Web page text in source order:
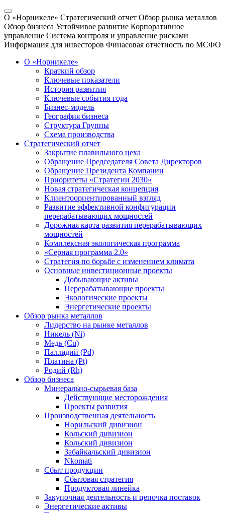
О «Норникеле» Стратегический отчет Обзор рынка металлов
Обзор бизнеса Устойчивое развитие Корпоративное
управление Система контроля и управление рисками
Информация для инвесторов Финасовая отчетность по МСФО
О «Норникеле»
Краткий обзор
Ключевые показатели
История развития
Ключевые события года
Бизнес-модель
География бизнеса
Структура Группы
Схема производства
Стратегический отчет
Закрытие плавильного цеха
Обращение Председателя Совета Директоров
Обращение Президента Компании
Приоритеты «Стратегии 2030»
Новая стратегическая концепция
Клиентоориентированный взгляд
Развитие эффективной конфигурации
перерабатывающих мощностей
Дорожная карта развития перерабатывающих
мощностей
Комплексная экологическая программа
«Серная программа 2.0»
Стратегия по борьбе с изменением климата
Основные инвестиционные проекты
Добывающие активы
Перерабатывающие проекты
Экологические проекты
Энергетические проекты
Обзор рынка металлов
Лидерство на рынке металлов
Никель (Ni)
Медь (Cu)
Палладий (Pd)
Платина (Pt)
Родий (Rh)
Обзор бизнеса
Минерально-сырьевая база
Действующие месторождения
Проекты развития
Производственная деятельность
Норильский дивизион
Кольский дивизион
Кольский дивизион
Забайкальский дивизион
Nkomati
Сбыт продукции
Сбытовая стратегия
Продуктовая линейка
Закупочная деятельность и цепочка поставок
Энергетические активы